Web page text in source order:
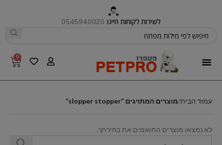
לשירות לקוחות חייגו 0545940020
0
עמוד הבית מוצרים המתויגים “slopper stopper”
לא נמצאו מוצרים התואמים את בחירתך.